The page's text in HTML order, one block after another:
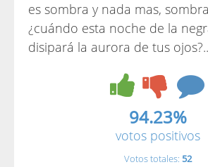
es sombra y nada mas,
¿cuándo esta noche de la
disipará la aurora de tus
94.23%
votos positivos
Votos totales: 52